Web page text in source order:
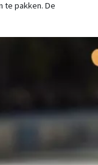
te pakken. De